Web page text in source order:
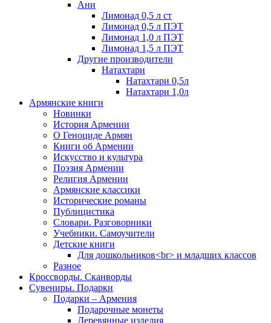
Ани
Лимонад 0,5 л ст
Лимонад 0,5 л ПЭТ
Лимонад 1,0 л ПЭТ
Лимонад 1,5 л ПЭТ
Другие производители
Натахтари
Натахтари 0,5л
Натахтари 1,0л
Армянские книги
Новинки
История Армении
О Геноциде Армян
Книги об Армении
Иcкусство и культура
Поэзия Армении
Религия Армении
Армянские классики
Исторические романы
Публицистика
Словари. Разговорники
Учебники. Самоучители
Детские книги
Для дошкольников<br> и младших классов
Разное
Кроссворды. Сканворды
Сувениры. Подарки
Подарки – Армения
Подарочные монеты
Деревянные изделия